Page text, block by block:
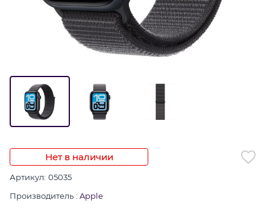
Нет в наличии
Артикул: 05035
Производитель : Apple